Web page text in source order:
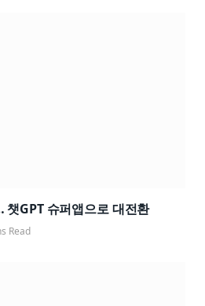
챗GPT 슈퍼앱으로 대전환
Read